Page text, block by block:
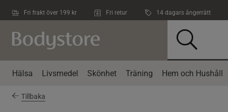
Fri frakt över 199 kr Fri retur 14 dagars ångerrätt
Hälsa Livsmedel Skönhet Träning Hem och Hushåll
Tillbaka